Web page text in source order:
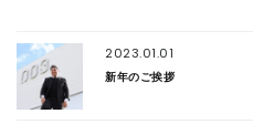
2023.01.01
新年のご挨拶